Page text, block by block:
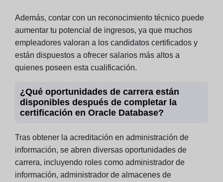
Además, contar con un reconocimiento técnico puede
aumentar tu potencial de ingresos, ya que muchos
empleadores valoran a los candidatos certificados y
están dispuestos a ofrecer salarios más altos a
quienes poseen esta cualificación.
¿Qué oportunidades de carrera están
disponibles después de completar la
certificación en Oracle Database?
Tras obtener la acreditación en administración de
información, se abren diversas oportunidades de
carrera, incluyendo roles como administrador de
información, administrador de almacenes de